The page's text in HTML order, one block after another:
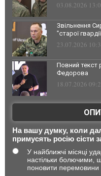
03.08.2026
Звільнення
"старої
23.07.2026
Повний текст
Федорова
18.07.2026
На вашу думку, коли
примусять росію сісти
У найближчі місяці
настільки болючими,
поновити перемовини